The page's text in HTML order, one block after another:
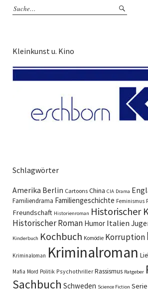
Kleinkunst u. Kino
Schlagwörter
Amerika Berlin Cartoons China CIA Drama
Familiendrama Familiengeschichte Feminismus
Freundschaft Historienroman Historischer
Historischer Roman Humor Italien
Kinderbuch Kochbuch Komödie Korruption
Kriminaloman Kriminalroman
Mafia Mord Politik Psychothriller Rassismus Ratgeber
Sachbuch Schweden Science Fiction Serie